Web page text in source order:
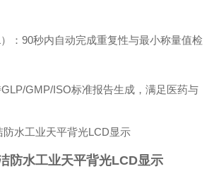
：90秒内自动完成重复性与最小称量值检
GMP/ISO标准报告生成，满足医药与
防水工业天平背光LCD显示